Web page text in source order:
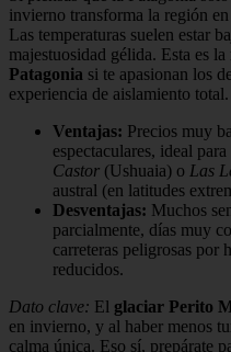
invierno transforma la región
Las temperaturas suelen estar
majestuosidad gélida. Esta es la
Patagonia si te apasionan los
experiencia de aislamiento total.
Ventajas: Precios muy
espectaculares, ideal
Castor (Ushuaia) o Las
austral (en latitudes
Desventajas: Muchos
parcialmente, días muy
carreteras peligrosas
reducidos.
Dato clave: El glaciar Perito
en invierno, y al haber menos
calma única. Eso sí, prepárate